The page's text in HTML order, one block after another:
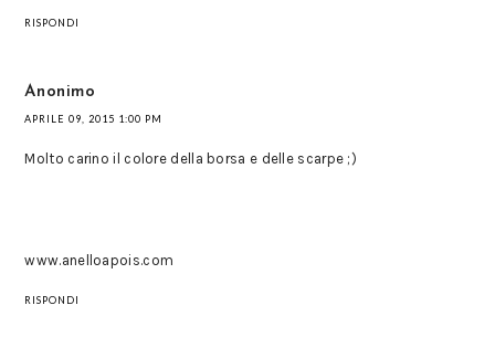
RISPONDI
Anonimo
APRILE 09, 2015 1:00 PM
Molto carino il colore della borsa e delle scarpe ;)
www.anelloapois.com
RISPONDI